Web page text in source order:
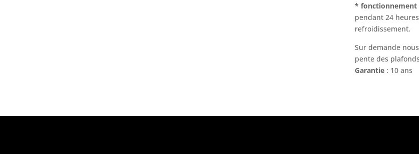
* fonctionnement
pendant 24
refroidissement.
Sur demande
pente des
Garantie : 10 ans